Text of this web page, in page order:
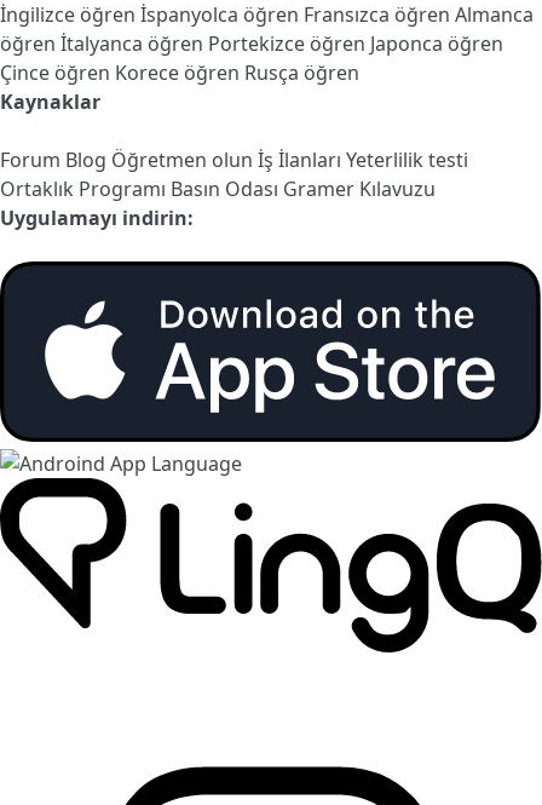
İngilizce öğren İspanyolca öğren Fransızca öğren Almanca
öğren İtalyanca öğren Portekizce öğren Japonca öğren
Çince öğren Korece öğren Rusça öğren
Kaynaklar
Forum Blog Öğretmen olun İş İlanları Yeterlilik testi
Ortaklık Programı Basın Odası Gramer Kılavuzu
Uygulamayı indirin: